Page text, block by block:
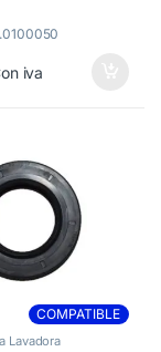
50 c.c
iva
COMPATIBLE
Lavadora